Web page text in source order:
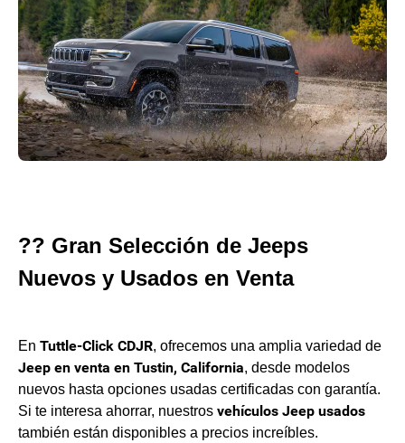
?? Gran Selección de Jeeps
Nuevos y Usados en Venta
En Tuttle-Click CDJR, ofrecemos una amplia variedad de
Jeep en venta en Tustin, California, desde modelos
nuevos hasta opciones usadas certificadas con garantía.
Si te interesa ahorrar, nuestros vehículos Jeep usados
también están disponibles a precios increíbles.